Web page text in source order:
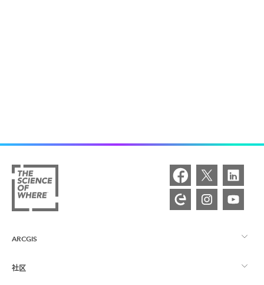
ARCGIS
ArcGIS 概览
社区